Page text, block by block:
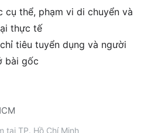
cụ thể, phạm vi di chuyển và
thực tế
tiêu tuyển dụng và người
bài gốc
tại TP. Hồ Chí Minh